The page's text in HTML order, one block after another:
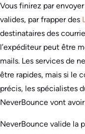
Vous finirez par
valides, par frapper des
destinataires des
l’expéditeur peut être
mails. Les services de
être rapides, mais si le
précis, les spécialistes
NeverBounce vont avoir
NeverBounce valide la